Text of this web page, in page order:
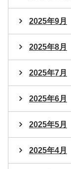
2025年9月
2025年8月
2025年7月
2025年6月
2025年5月
2025年4月